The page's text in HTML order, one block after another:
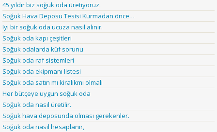
45 yıldır biz soğuk oda üretiyoruz.
Soğuk Hava Deposu Tesisi Kurmadan önce…
Iyi bir soğuk oda ucuza nasıl alınır.
Soğuk oda kapı çeşitleri
Soğuk odalarda küf sorunu
Soğuk oda raf sistemleri
Soğuk oda ekipmanı listesi
Soğuk oda satın mı kiralıkmı olmalı
Her bütçeye uygun soğuk oda
Soğuk oda nasıl üretilir.
Soğuk hava deposunda olması gerekenler.
Soğuk oda nasıl hesaplanır,